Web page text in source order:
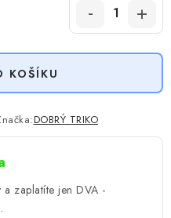
KOŠÍKU
DOBRÝ TRIKO
zaplatíte jen DVA -